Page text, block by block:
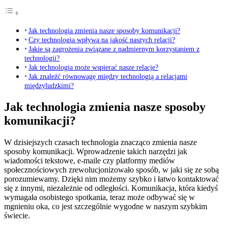
Jak technologia zmienia nasze sposoby komunikacji?
Czy technologia wpływa na jakość naszych relacji?
Jakie są zagrożenia związane z nadmiernym korzystaniem z
technologii?
Jak technologia może wspierać nasze relacje?
Jak znaleźć równowagę między technologią a relacjami
międzyludzkimi?
Jak technologia zmienia nasze sposoby
komunikacji?
W dzisiejszych czasach technologia znacząco zmienia nasze
sposoby komunikacji. Wprowadzenie takich narzędzi jak
wiadomości tekstowe, e-maile czy platformy mediów
społecznościowych zrewolucjonizowało sposób, w jaki się ze sobą
porozumiewamy. Dzięki nim możemy szybko i łatwo kontaktować
się z innymi, niezależnie od odległości. Komunikacja, która kiedyś
wymagała osobistego spotkania, teraz może odbywać się w
mgnieniu oka, co jest szczególnie wygodne w naszym szybkim
świecie.